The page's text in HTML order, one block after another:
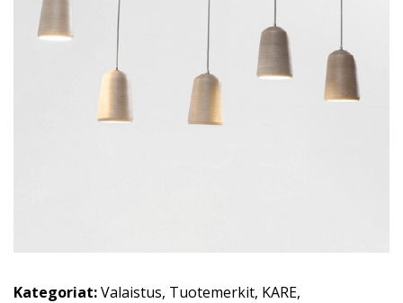
Kategoriat:Valaistus, Tuotemerkit, KARE,